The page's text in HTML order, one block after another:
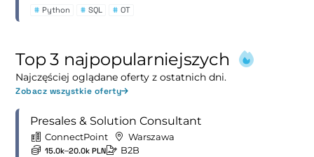
# Python # SQL # OT
Top 3 najpopularniejszych
Najczęściej oglądane oferty z ostatnich dni.
Zobacz wszystkie oferty
Presales & Solution Consultant
ConnectPoint Warszawa
15.0k–20.0k PLN B2B